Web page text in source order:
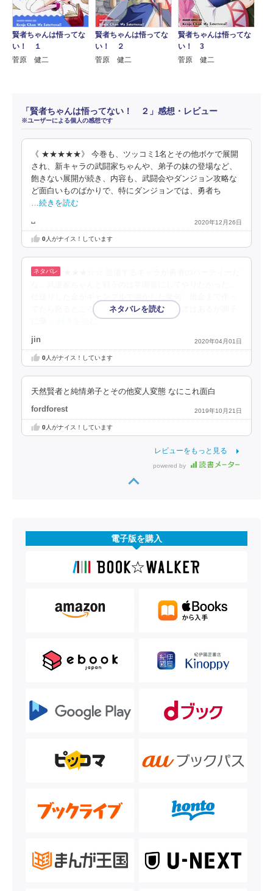
賢者ちゃんは悟ってな
い！ １
菅原 健二
賢者ちゃんは悟ってな
い！ ２
菅原 健二
賢者ちゃんは悟ってな
い！ 3
菅原 健二
「賢者ちゃんは悟ってない！ ２」感想・レビュー
※ユーザーによる個人の感想です
《 ★★★★★》 今巻も、ツッコミ1名とその他ボケで展開
され、新キャラの武闘家ちゃんや、弟子の妹の登場など、
飽きない展開が続き、内容も、武闘会やダンジョン攻略な
ど面白いものばかりで、特にダンジョンでは、勇者ち
…続きを読む
␣ 2020年12月26日
0人がナイス！しています
てたら怒るところだが、弟子は寛大だな。才はあるが調子
jin 2020年04月01日
0人がナイス！しています
天然賢者と純情弟子とその他変人変態 なにこれ面白
fordforest 2019年10月21日
0人がナイス！しています
レビューをもっと見る
powered by
電子版を購入